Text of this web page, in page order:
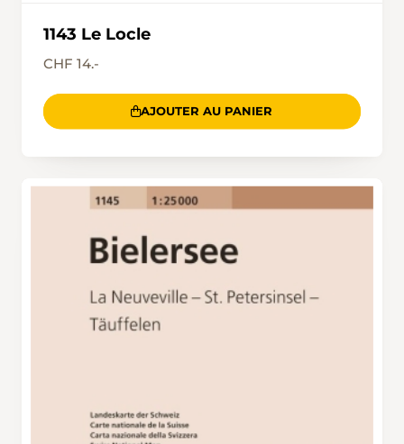
1143 Le Locle
CHF 14.-
AJOUTER AU PANIER